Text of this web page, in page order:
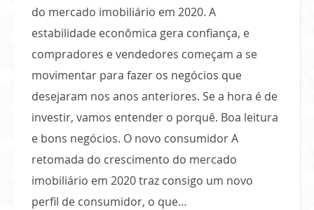
do mercado imobiliário em 2020. A
estabilidade econômica gera confiança, e
compradores e vendedores começam a se
movimentar para fazer os negócios que
desejaram nos anos anteriores. Se a hora é de
investir, vamos entender o porquê. Boa leitura
e bons negócios. O novo consumidor A
retomada do crescimento do mercado
imobiliário em 2020 traz consigo um novo
perfil de consumidor, o que…